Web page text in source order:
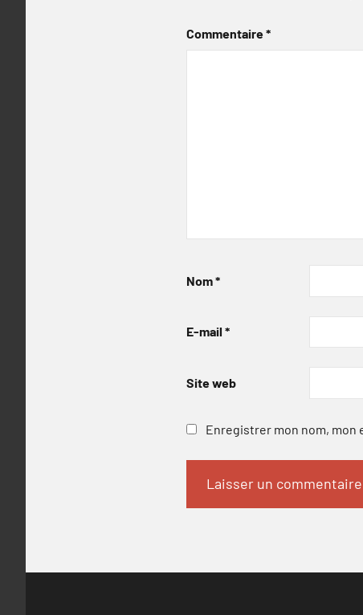
Commentaire*
Nom*
E-mail *
Site web
Enregistrer mon nom, mon